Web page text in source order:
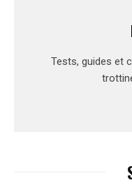
Tests, guides et